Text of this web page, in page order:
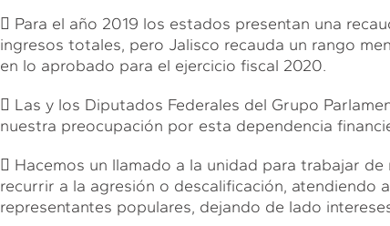
 Para el año 2019 los estados presentan una
ingresos totales, pero Jalisco recauda un rango
en lo aprobado para el ejercicio fiscal 2020.
 Las y los Diputados Federales del Grupo
nuestra preocupación por esta dependencia
 Hacemos un llamado a la unidad para trabajar
recurrir a la agresión o descalificación, atendiendo
representantes populares, dejando de lado